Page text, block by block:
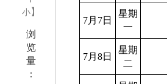
小】
浏
览
量
：
7月7日
星期
一
7月8日
星期
二